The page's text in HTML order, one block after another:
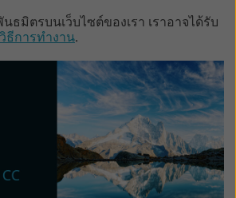
มิตรบนเว็บไซต์ของเรา เราอาจได้รับ
วิธีการทำงาน.